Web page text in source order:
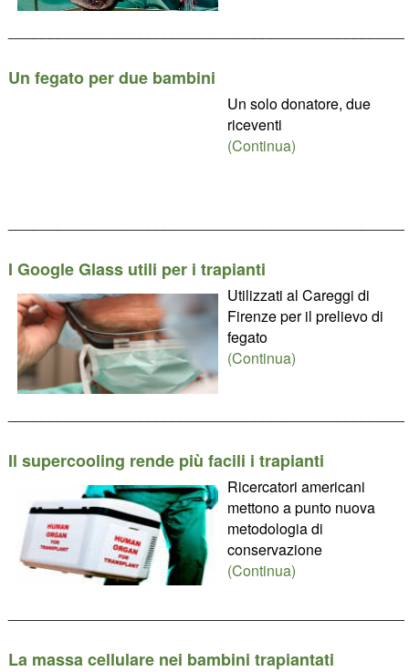
Un fegato per due bambini
Un solo donatore, due
riceventi
(Continua)
I Google Glass utili per i trapianti
Utilizzati al Careggi di
Firenze per il prelievo di
fegato
(Continua)
Il supercooling rende più facili i trapianti
Ricercatori americani
mettono a punto nuova
metodologia di
conservazione
(Continua)
La massa cellulare nei bambini trapiantati